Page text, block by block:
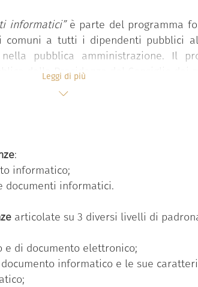
informatici”è parte del programma
a tutti i dipendenti pubblici
pubblica amministrazione. Il
della Presidenza del Consiglio dei
per la PA”
ha partecipato al percorso
(avanzato).
Leggi di più
:
informatico;
documenti informatici.
articolate su 3 diversi livelli di
e di documento elettronico;
informatico e le sue